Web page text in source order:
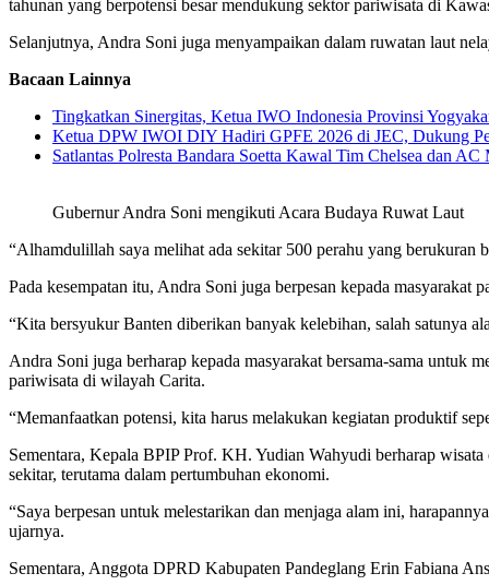
tahunan yang berpotensi besar mendukung sektor pariwisata di
Selanjutnya, Andra Soni juga menyampaikan dalam ruwatan laut
Bacaan Lainnya
Tingkatkan Sinergitas, Ketua IWO Indonesia Provinsi
Ketua DPW IWOI DIY Hadiri GPFE 2026 di JEC, Dukung
Satlantas Polresta Bandara Soetta Kawal Tim Chelsea dan
Gubernur Andra Soni mengikuti Acara Budaya Ruwat Laut
“Alhamdulillah saya melihat ada sekitar 500 perahu yang berukuran
Pada kesempatan itu, Andra Soni juga berpesan kepada masyarakat
“Kita bersyukur Banten diberikan banyak kelebihan, salah satunya
Andra Soni juga berharap kepada masyarakat bersama-sama untuk
pariwisata di wilayah Carita.
“Memanfaatkan potensi, kita harus melakukan kegiatan produktif
Sementara, Kepala BPIP Prof. KH. Yudian Wahyudi berharap
sekitar, terutama dalam pertumbuhan ekonomi.
“Saya berpesan untuk melestarikan dan menjaga alam ini,
ujarnya.
Sementara, Anggota DPRD Kabupaten Pandeglang Erin Fabiana